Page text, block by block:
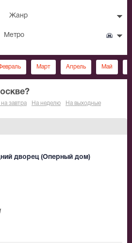
Жанр
Метро
Март Апрель Май
завтра На неделю На выходные
дворец (Оперный дом)